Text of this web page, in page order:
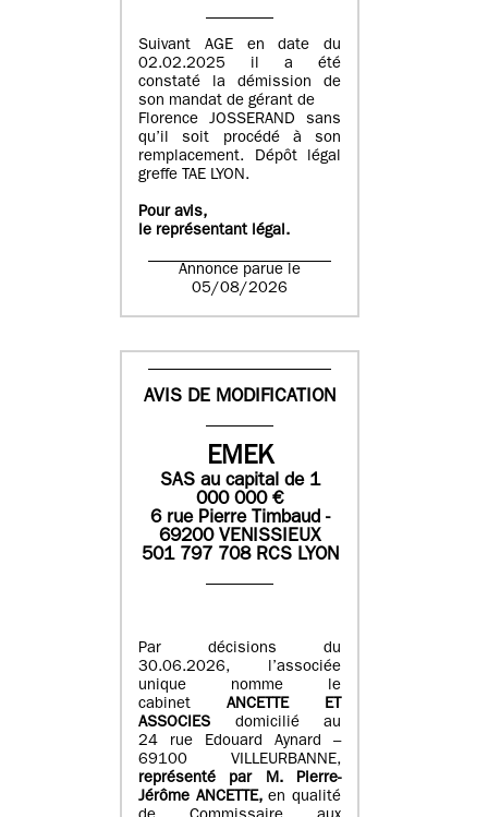
Suivant AGE en date du
02.02.2025 il a été
constaté la démission de
son mandat de gérant de
Florence JOSSERAND sans
qu’il soit procédé à son
remplacement. Dépôt légal
greffe TAE LYON.
Pour avis,
le représentant légal.
Annonce parue le
05/08/2026
AVIS DE MODIFICATION
EMEK
SASau capital de 1
000 000€
6 rue Pierre Timbaud -
69200 VENISSIEUX
501 797 708 RCS LYON
Par décisions du
30.06.2026, l’associée
unique nomme le
cabinet ANCETTE ET
ASSOCIES
domicilié au
24 rue Edouard Aynard –
69100 VILLEURBANNE,
représenté par M.Pierre-
Jérôme ANCETTE, en qualité